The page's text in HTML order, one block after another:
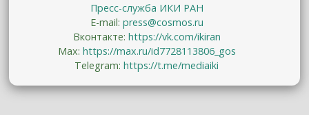
Пресс-служба ИКИ РАН
E-mail: press@cosmos.ru
Вконтакте: https://vk.com/ikiran
Max: https://max.ru/id7728113806_gos
Telegram:https://t.me/mediaiki